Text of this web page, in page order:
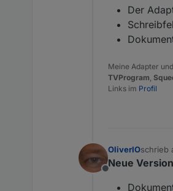
Der
Meine Adapter
TVProgram
Links im Profil
Offline
OliverIOschrieb
zuletzt
Neue Version